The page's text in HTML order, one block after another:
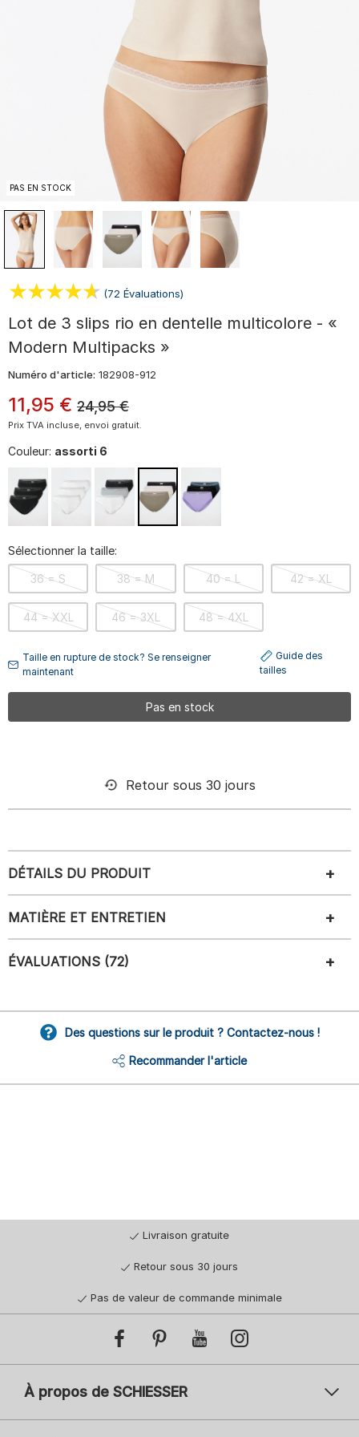
PAS EN STOCK
(72 Évaluations)
Lot de 3 slips rio en dentelle multicolore - «
Modern Multipacks »
Numéro d'article: 182908-912
11,95 € 24,95€
Prix TVA incluse, envoi gratuit.
Couleur: assorti 6
Sélectionner la taille:
36 = S 38 = M 40 = L 42 = XL
44 = XXL 46 = 3XL 48 = 4XL
Taille en rupture de stock? Se renseigner
maintenant
Guide des
tailles
Pas en stock
Retour sous 30 jours
DÉTAILS DU PRODUIT
MATIÈRE ET ENTRETIEN
ÉVALUATIONS (72)
Des questions sur le produit ? Contactez-nous !
Recommander l'article
Livraison gratuite
Retour sous 30 jours
Pas de valeur de commande minimale
À propos de SCHIESSER